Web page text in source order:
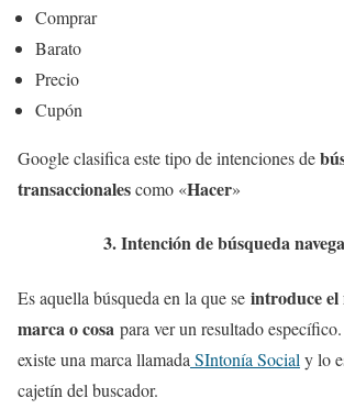
Comprar
Barato
Precio
Cupón
Google clasifica este tipo de intenciones de
transaccionalescomo «Hacer»
3. Intención de búsqueda
Es aquella búsqueda en la que se introduce el
marca o cosa para ver un resultado
existe una marca llamada SIntonía Social y lo
cajetín del buscador.